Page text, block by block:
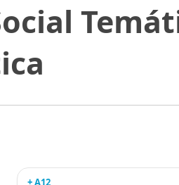
+ A12